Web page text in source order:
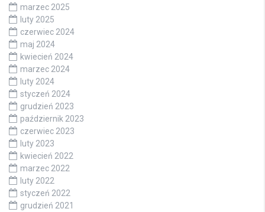
marzec 2025
luty 2025
czerwiec 2024
maj 2024
kwiecień 2024
marzec 2024
luty 2024
styczeń 2024
grudzień 2023
październik 2023
czerwiec 2023
luty 2023
kwiecień 2022
marzec 2022
luty 2022
styczeń 2022
grudzień 2021